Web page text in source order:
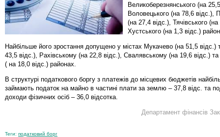
Великоберезнянського (на
Воловецького (на 78,6 відс.),
(на 27,4 відс.), Тячівського
Хустського (на 1,3 відс.)
Найбільше його зростання допущено у містах Мукачево (на 51,5 відс.)
43,5 відс.), Рахівському (на 22,8 відс.), Свалявському (на 19,6 відс.)
( на 18,0 відс.) районах.
В структурі податкового боргу з платежів до місцевих бюджетів
займають податок на майно в частині плати за землю – 37,8 відс. та
доходи фізичних осіб – 36,0 відсотка.
Департамент фінансів
Теги: податковий борг